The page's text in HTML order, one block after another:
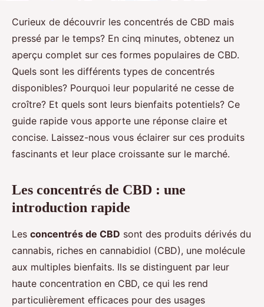
Curieux de découvrir les concentrés de CBD mais
pressé par le temps? En cinq minutes, obtenez un
aperçu complet sur ces formes populaires de CBD.
Quels sont les différents types de concentrés
disponibles? Pourquoi leur popularité ne cesse de
croître? Et quels sont leurs bienfaits potentiels? Ce
guide rapide vous apporte une réponse claire et
concise. Laissez-nous vous éclairer sur ces produits
fascinants et leur place croissante sur le marché.
Les concentrés de CBD : une
introduction rapide
Les concentrés de CBD sont des produits dérivés du
cannabis, riches en cannabidiol (CBD), une molécule
aux multiples bienfaits. Ils se distinguent par leur
haute concentration en CBD, ce qui les rend
particulièrement efficaces pour des usages